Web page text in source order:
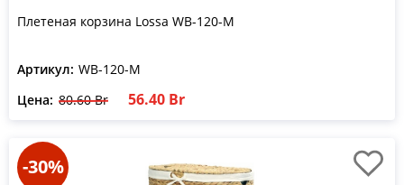
Плетеная корзина Lossa WB-120-M
Артикул: WB-120-M
Цена: 80.60 Br 56.40 Br
-30%